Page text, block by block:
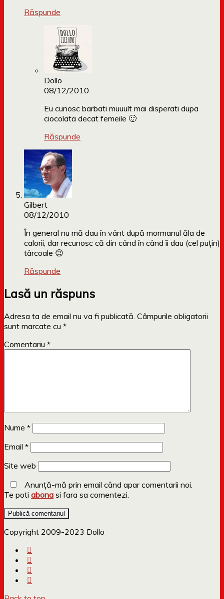
Răspunde
Dollo
08/12/2010
Eu cunosc barbati muuult mai disperati dupa
ciocolata decat femeile 🙂
Răspunde
Gilbert
08/12/2010
În general nu mă dau în vânt după mormanul ăla de
calorii, dar recunosc că din când în când îi dau (cel puţin)
târcoale 😉
Răspunde
Lasă un răspuns
Adresa ta de email nu va fi publicată. Câmpurile obligatorii
sunt marcate cu *
Comentariu *
Nume *
Email *
Site web
Anunță-mă prin email când apar comentarii noi.
Te poti abona si fara sa comentezi.
Copyright 2009-2023 Dollo